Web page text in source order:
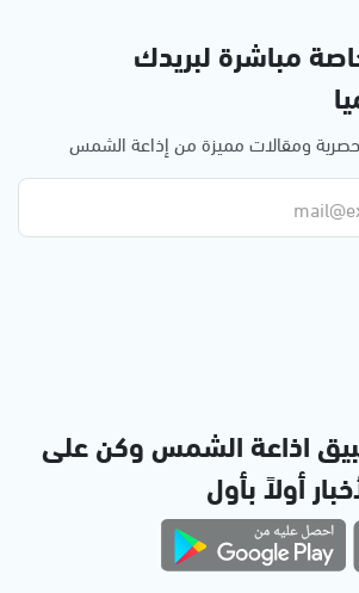
مباشرة لبريدك
حصرية ومقالات مميزة من إذاعة الشمس
اذاعة الشمس وكن على
أولاً بأول